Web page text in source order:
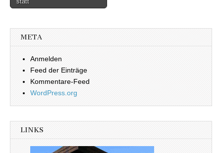
META
Anmelden
Feed der Einträge
Kommentare-Feed
WordPress.org
LINKS